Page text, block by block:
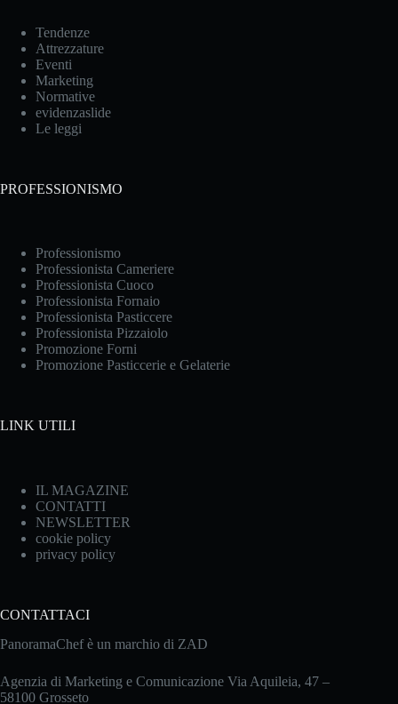
Tendenze
Attrezzature
Eventi
Marketing
Normative
evidenzaslide
Le leggi
PROFESSIONISMO
Professionismo
Professionista Cameriere
Professionista Cuoco
Professionista Fornaio
Professionista Pasticcere
Professionista Pizzaiolo
Promozione Forni
Promozione Pasticcerie e Gelaterie
LINK UTILI
IL MAGAZINE
CONTATTI
NEWSLETTER
cookie policy
privacy policy
CONTATTACI
PanoramaChef è un marchio di ZAD
Agenzia di Marketing e Comunicazione Via Aquileia, 47 –
58100 Grosseto